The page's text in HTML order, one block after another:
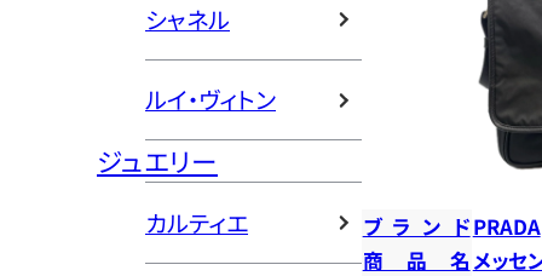
シャネル
ルイ・ヴィトン
ジュエリー
カルティエ ブランドPRADA
商品名 メッセ